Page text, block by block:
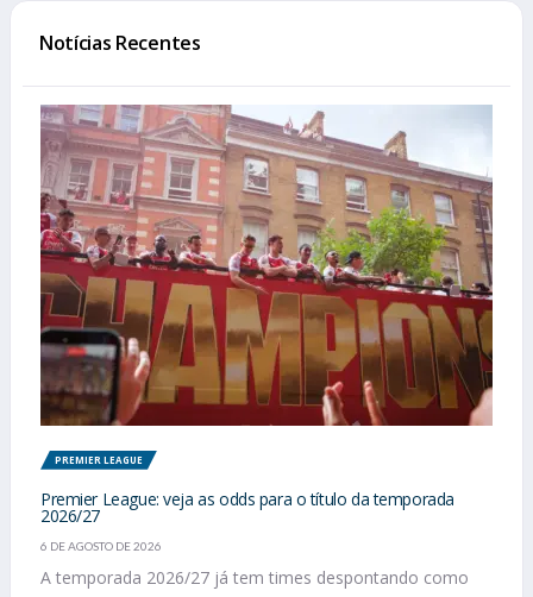
Notícias Recentes
PREMIER LEAGUE
Premier League: veja as odds para o título da temporada
2026/27
6 DE AGOSTO DE 2026
A temporada 2026/27 já tem times despontando como